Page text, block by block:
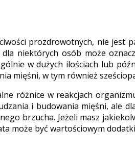
prozdrowotnych, nie
niektórych osób może
w dużych ilościach lub
mięśni, w tym również
różnice w reakcjach
i budowania mięśni, ale
brzucha. Jeżeli masz
może być wartościowym